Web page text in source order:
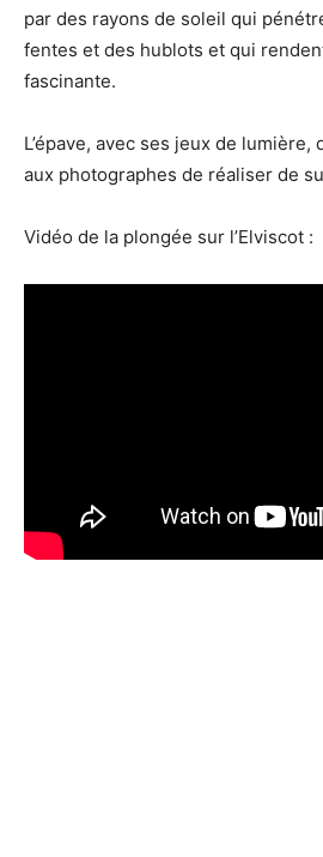
par des rayons de soleil qui
fentes et des hublots et qui
fascinante.
L’épave, avec ses jeux de
aux photographes de réaliser de
Vidéo de la plongée sur l’Elviscot :